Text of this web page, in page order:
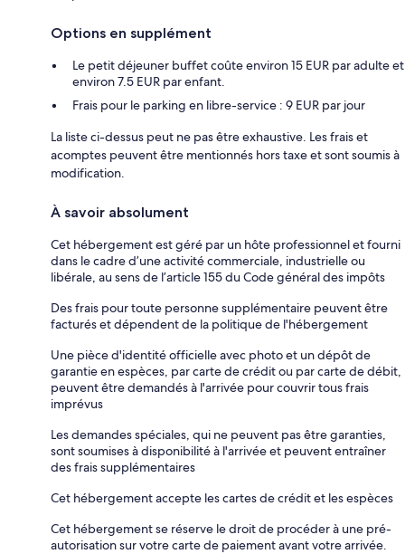
Options en supplément
Le petit déjeuner buffet coûte environ 15 EUR par adulte et
environ 7.5 EUR par enfant.
Frais pour le parking en libre-service : 9 EUR par jour
La liste ci-dessus peut ne pas être exhaustive. Les frais et
acomptes peuvent être mentionnés hors taxe et sont soumis à
modification.
À savoir absolument
Cet hébergement est géré par un hôte professionnel et fourni
dans le cadre d’une activité commerciale, industrielle ou
libérale, au sens de l’article 155 du Code général des impôts
Des frais pour toute personne supplémentaire peuvent être
facturés et dépendent de la politique de l'hébergement
Une pièce d'identité officielle avec photo et un dépôt de
garantie en espèces, par carte de crédit ou par carte de débit,
peuvent être demandés à l'arrivée pour couvrir tous frais
imprévus
Les demandes spéciales, qui ne peuvent pas être garanties,
sont soumises à disponibilité à l'arrivée et peuvent entraîner
des frais supplémentaires
Cet hébergement accepte les cartes de crédit et les espèces
Cet hébergement se réserve le droit de procéder à une pré-
autorisation sur votre carte de paiement avant votre arrivée.